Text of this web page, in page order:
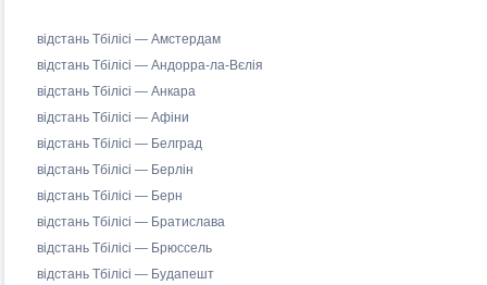
відстань Тбілісі — Амстердам
відстань Тбілісі — Андорра-ла-Вєлія
відстань Тбілісі — Анкара
відстань Тбілісі — Афіни
відстань Тбілісі — Белград
відстань Тбілісі — Берлін
відстань Тбілісі — Берн
відстань Тбілісі — Братислава
відстань Тбілісі — Брюссель
відстань Тбілісі — Будапешт